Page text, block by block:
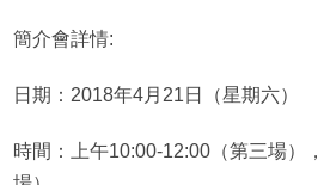
簡介會詳情:
日期：2018年4月21日（星期六）
時間：上午10:00-12:00（第三場）